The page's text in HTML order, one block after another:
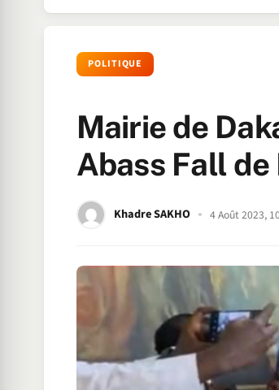
POLITIQUE
Mairie de
Abass Fall de
Khadre SAKHO 4 Août 2023,